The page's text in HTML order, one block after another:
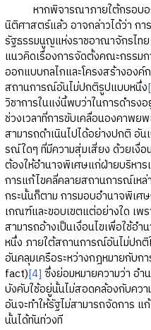
หากพิจารณาภายใต้กรอบอง
นิติศาสตร์แล้ว อาจกล่าวได้ว่า ก
รัฐธรรมนูญแห่งราชอาณาจักรไท
แนวคิดเรื่องการจัดตั้งคณะกรรม
ออกแบบกลไกและโครงสร้างองค์
สถานการณ์อันไม่ปกติรูปแบบหนึ่ง
วิชาการในแง่นี้พบว่าในการดำรง
ช่วงเวลาที่การขับเคลื่อนองคาพย
สามารถดำเนินไปได้อย่างปกติ อั
รณ์ใดๆ ที่มีความสุ่มเสี่ยง ด้วยเงื่อ
ต้องให้อำนาจพิเศษแก่ฝ่ายบริหา
การแก้ไขคลี่คลายสถานการณ์เห
กระนั้นก็ตาม การมอบอำนาจพิเศ
เกณฑ์และขอบเขตแต่อย่างใด เพ
สามารถอ้างเป็นเงื่อนไขเพื่อใช้อำ
หนึ่ง ภายใต้สถานการณ์อันไม่ปก
อันคลุมเครือระหว่างกฎหมายกับ
fact)[4] ซึ่งย่อมหมายความว่า อ
บังคับใช้อยู่นั้นไม่สอดคล้องกับควา
อันจะทำให้รัฐไม่สามารถจัดการ
นั้นได้ทันท่วงที